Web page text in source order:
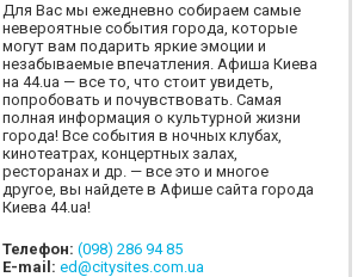
Для Вас мы ежедневно собираем самые
невероятные события города, которые
могут вам подарить яркие эмоции и
незабываемые впечатления. Афиша Киева
на 44.ua — все то, что стоит увидеть,
попробовать и почувствовать. Самая
полная информация о культурной жизни
города! Все события в ночных клубах,
кинотеатрах, концертных залах,
ресторанах и др. — все это и многое
другое, вы найдете в Афише сайта города
Киева 44.ua!
Телефон: (098) 286 94 85
E-mail: ed@citysites.com.ua